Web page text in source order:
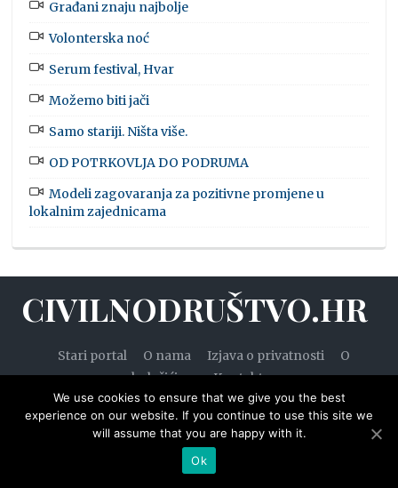
Građani znaju najbolje
Volonterska noć
Serum festival, Hvar
Možemo biti jači
Samo stariji. Ništa više.
OD POTRKOVLJA DO PODRUMA
Modeli zagovaranja za pozitivne promjene u
lokalnim zajednicama
CIVILNODRUŠTVO.HR
Stari portal O nama Izjava o privatnosti
O
kolačićima
Kontakt
© 2020. — Civilnodruštvo.hr. Sva prava pridržana.
Designed by
We use cookies to ensure that we give you the best
experience on our website. If you continue to use this site we
will assume that you are happy with it.
Ok